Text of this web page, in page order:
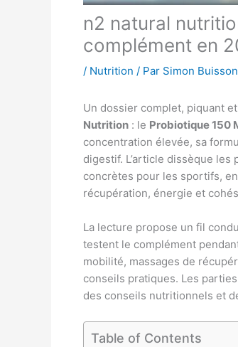
n2 natural
complément en
/ Nutrition / Par Simon Buisson
Un dossier complet, piquant
Nutrition : le Probiotique 150
concentration élevée, sa
digestif. L’article dissèque
concrètes pour les sportifs,
récupération, énergie et
La lecture propose un fil
testent le complément
mobilité, massages de
conseils pratiques. Les
des conseils nutritionnels et
Table of Contents